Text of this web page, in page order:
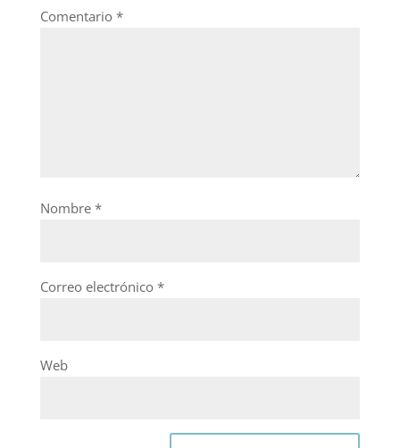
Comentario *
Nombre *
Correo electrónico *
Web